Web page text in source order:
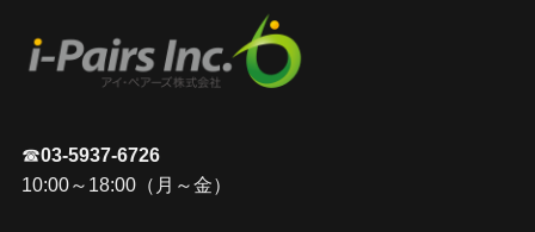
☎03-5937-6726
10:00～18:00（月～金）